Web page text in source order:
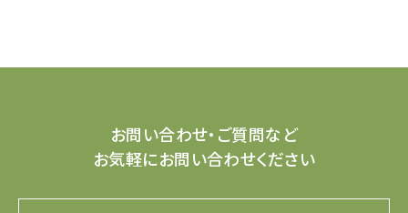
お問い合わせ・ご質問など
お気軽にお問い合わせください